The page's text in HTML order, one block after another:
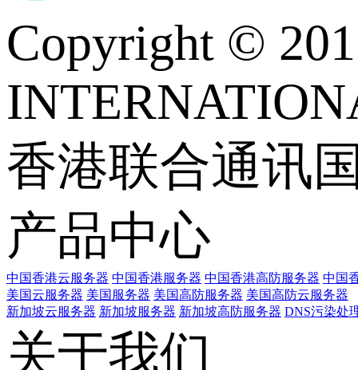
Copyright ©
香港联合通讯
产品中心
中国香港云服务器 中国香港服务器 中国香港高防服务器 中国
美国云服务器 美国服务器 美国高防服务器 美国高防云服务器
新加坡云服务器 新加坡服务器 新加坡高防服务器 DNS污染处
关于我们